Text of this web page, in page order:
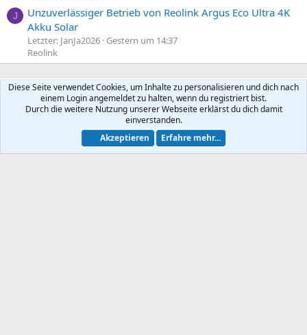
J
Unzuverlässiger Betrieb von Reolink Argus Eco Ultra 4K
Akku Solar
Letzter: JanJa2026 Gestern um 14:37
Reolink
Letzte Anleitungen
Home Assistant - Alpine Linux
Telekom Speedport - Versteckte Konfigurationen
Diese Seite verwendet Cookies, um Inhalte zu personalisieren und dich nach
einem Login angemeldet zu halten, wenn du registriert bist.
Durch die weitere Nutzung unserer Webseite erklärst du dich damit
einverstanden.
Akzeptieren
Erfahre mehr...